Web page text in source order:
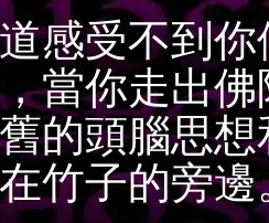
受不到你
當你走出
的頭腦思
竹子的旁邊